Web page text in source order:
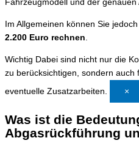
Fahrzeugmodell und der
Im Allgemeinen können Sie
2.200 Euro rechnen.
Wichtig Dabei sind nicht nur die
zu berücksichtigen, sondern auch
eventuelle Zusatzarbeiten.
×
Was ist die
Abgasrückführung